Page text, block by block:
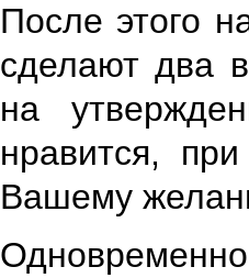
После этого
сделают два
на
нравится,
Вашему